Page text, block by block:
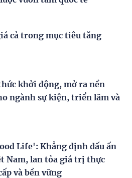
cả trong mục tiêu tăng
khởi động, mở ra nền
ngành sự kiện, triển lãm và
Life': Khẳng định dấu ấn
Nam, lan tỏa giá trị thực
và bền vững